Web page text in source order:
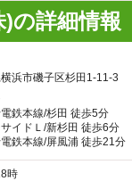
の詳細情報
浜市磯子区杉田1-11-3
鉄本線/杉田 徒歩5分
イドＬ/新杉田 徒歩6分
鉄本線/屏風浦 徒歩21分
時